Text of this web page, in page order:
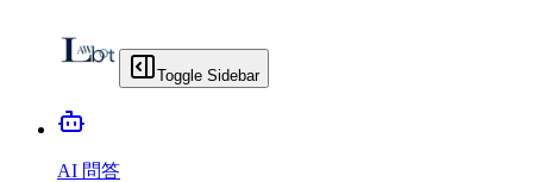
Toggle Sidebar
AI 問答